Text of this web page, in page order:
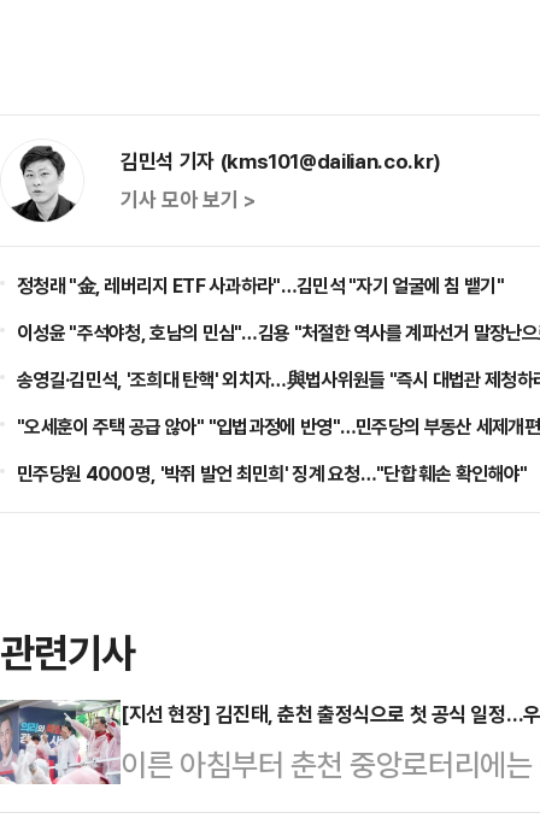
김민석 기자 (kms101@dailian.co.kr)
기사 모아 보기 >
정청래 "金, 레버리지 ETF 사과하라"…김민석 "자기 얼굴에 침 뱉기"
이성윤 "주석야청, 호남의 민심"…김용 "처절한 역사를 계파선거 말장난
송영길·김민석, '조희대 탄핵' 외치자…與법사위원들 "즉시 대법관 제청하
"오세훈이 주택 공급 않아" "입법과정에 반영"…민주당의 부동산 세제개
민주당원 4000명, '박쥐 발언 최민희' 징계 요청…"단합 훼손 확인해야"
관련기사
[지선 현장] 김진태, 춘천 출정식으로 첫 공식 일정…
이른 아침부터 춘천 중앙로터리에
후보의 유세송이 울려 퍼졌다. 비가